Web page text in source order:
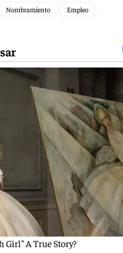
Nombramiento Empleo